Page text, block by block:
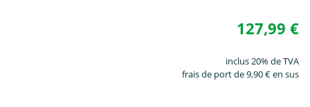
127,99 €
inclus 20% de TVA
frais de port de 9,90 € en sus